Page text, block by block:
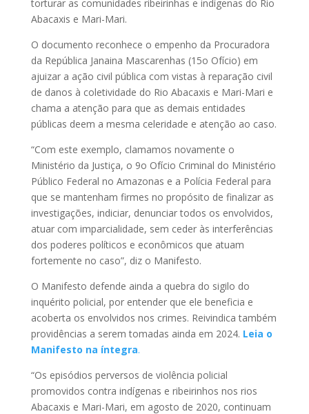
torturar as comunidades ribeirinhas e indígenas do Rio
Abacaxis e Mari-Mari.
O documento reconhece o empenho da Procuradora
da República Janaina Mascarenhas (15o Ofício) em
ajuizar a ação civil pública com vistas à reparação civil
de danos à coletividade do Rio Abacaxis e Mari-Mari e
chama a atenção para que as demais entidades
públicas deem a mesma celeridade e atenção ao caso.
“Com este exemplo, clamamos novamente o
Ministério da Justiça, o 9o Ofício Criminal do Ministério
Público Federal no Amazonas e a Polícia Federal para
que se mantenham firmes no propósito de finalizar as
investigações, indiciar, denunciar todos os envolvidos,
atuar com imparcialidade, sem ceder às interferências
dos poderes políticos e econômicos que atuam
fortemente no caso”, diz o Manifesto.
O Manifesto defende ainda a quebra do sigilo do
inquérito policial, por entender que ele beneficia e
acoberta os envolvidos nos crimes. Reivindica também
providências a serem tomadas ainda em 2024. Leia o
Manifesto na íntegra.
“Os episódios perversos de violência policial
promovidos contra indígenas e ribeirinhos nos rios
Abacaxis e Mari-Mari, em agosto de 2020, continuam